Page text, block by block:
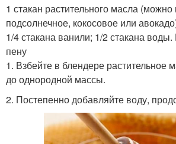
1 стакан растительного масла (можно
подсолнечное, кокосовое или
1/4 стакана ванили; 1/2 стакана воды.
пену
1. Взбейте в блендере растительное
до однородной массы.
2. Постепенно добавляйте воду,